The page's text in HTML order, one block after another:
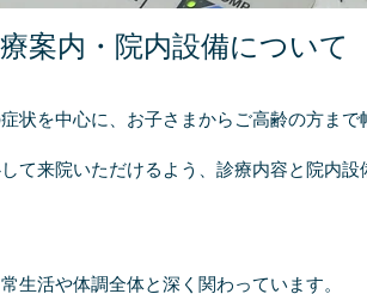
案内・院内設備について
状を中心に、お子さまからご高齢の方まで
て来院いただけるよう、診療内容と院内設
生活や体調全体と深く関わっています。